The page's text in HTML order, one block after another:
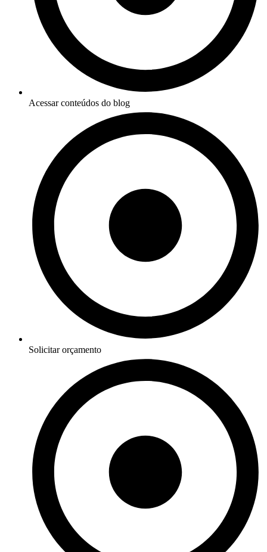
Acessar conteúdos do blog
Solicitar orçamento